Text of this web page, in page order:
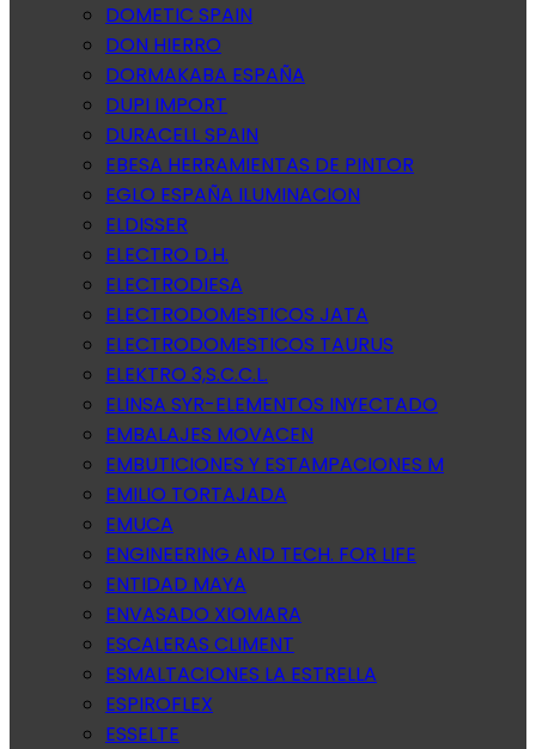
DOMETIC SPAIN
DON HIERRO
DORMAKABA ESPAÑA
DUPI IMPORT
DURACELL SPAIN
EBESA HERRAMIENTAS DE PINTOR
EGLO ESPAÑA ILUMINACION
ELDISSER
ELECTRO D.H.
ELECTRODIESA
ELECTRODOMESTICOS JATA
ELECTRODOMESTICOS TAURUS
ELEKTRO 3,S.C.C.L.
ELINSA SYR-ELEMENTOS INYECTADO
EMBALAJES MOVACEN
EMBUTICIONES Y ESTAMPACIONES M
EMILIO TORTAJADA
EMUCA
ENGINEERING AND TECH. FOR LIFE
ENTIDAD MAYA
ENVASADO XIOMARA
ESCALERAS CLIMENT
ESMALTACIONES LA ESTRELLA
ESPIROFLEX
ESSELTE